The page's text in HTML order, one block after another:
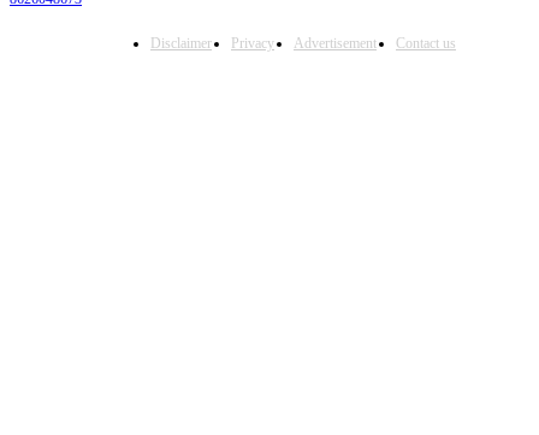
Disclaimer Privacy Advertisement Contact us